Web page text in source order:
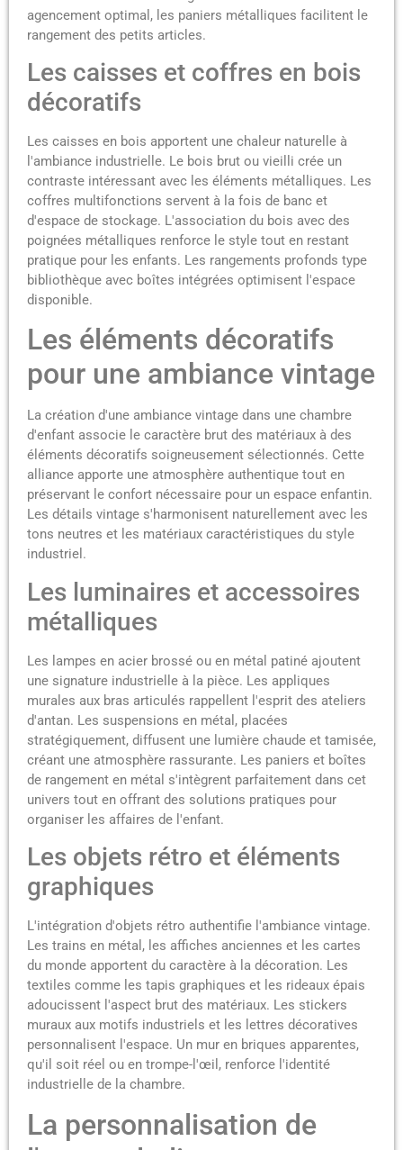
agencement optimal, les paniers métalliques facilitent le
rangement des petits articles.
Les caisses et coffres en bois
décoratifs
Les caisses en bois apportent une chaleur naturelle à
l'ambiance industrielle. Le bois brut ou vieilli crée un
contraste intéressant avec les éléments métalliques. Les
coffres multifonctions servent à la fois de banc et
d'espace de stockage. L'association du bois avec des
poignées métalliques renforce le style tout en restant
pratique pour les enfants. Les rangements profonds type
bibliothèque avec boîtes intégrées optimisent l'espace
disponible.
Les éléments décoratifs
pour une ambiance vintage
La création d'une ambiance vintage dans une chambre
d'enfant associe le caractère brut des matériaux à des
éléments décoratifs soigneusement sélectionnés. Cette
alliance apporte une atmosphère authentique tout en
préservant le confort nécessaire pour un espace enfantin.
Les détails vintage s'harmonisent naturellement avec les
tons neutres et les matériaux caractéristiques du style
industriel.
Les luminaires et accessoires
métalliques
Les lampes en acier brossé ou en métal patiné ajoutent
une signature industrielle à la pièce. Les appliques
murales aux bras articulés rappellent l'esprit des ateliers
d'antan. Les suspensions en métal, placées
stratégiquement, diffusent une lumière chaude et tamisée,
créant une atmosphère rassurante. Les paniers et boîtes
de rangement en métal s'intègrent parfaitement dans cet
univers tout en offrant des solutions pratiques pour
organiser les affaires de l'enfant.
Les objets rétro et éléments
graphiques
L'intégration d'objets rétro authentifie l'ambiance vintage.
Les trains en métal, les affiches anciennes et les cartes
du monde apportent du caractère à la décoration. Les
textiles comme les tapis graphiques et les rideaux épais
adoucissent l'aspect brut des matériaux. Les stickers
muraux aux motifs industriels et les lettres décoratives
personnalisent l'espace. Un mur en briques apparentes,
qu'il soit réel ou en trompe-l'œil, renforce l'identité
industrielle de la chambre.
La personnalisation de